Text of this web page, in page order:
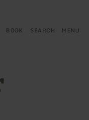
BOOK SEARCH MENU